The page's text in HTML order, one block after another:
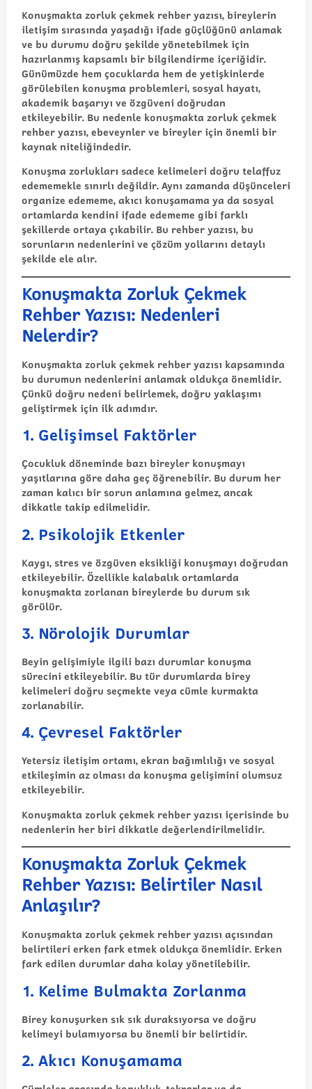
Konuşmakta zorluk çekmek rehber yazısı, bireylerin
iletişim sırasında yaşadığı ifade güçlüğünü anlamak
ve bu durumu doğru şekilde yönetebilmek için
hazırlanmış kapsamlı bir bilgilendirme içeriğidir.
Günümüzde hem çocuklarda hem de yetişkinlerde
görülebilen konuşma problemleri, sosyal hayatı,
akademik başarıyı ve özgüveni doğrudan
etkileyebilir. Bu nedenle konuşmakta zorluk çekmek
rehber yazısı, ebeveynler ve bireyler için önemli bir
kaynak niteliğindedir.
Konuşma zorlukları sadece kelimeleri doğru telaffuz
edememekle sınırlı değildir. Aynı zamanda düşünceleri
organize edememe, akıcı konuşamama ya da sosyal
ortamlarda kendini ifade edememe gibi farklı
şekillerde ortaya çıkabilir. Bu rehber yazısı, bu
sorunların nedenlerini ve çözüm yollarını detaylı
şekilde ele alır.
Konuşmakta Zorluk Çekmek
Rehber Yazısı: Nedenleri
Nelerdir?
Konuşmakta zorluk çekmek rehber yazısı kapsamında
bu durumun nedenlerini anlamak oldukça önemlidir.
Çünkü doğru nedeni belirlemek, doğru yaklaşımı
geliştirmek için ilk adımdır.
1. Gelişimsel Faktörler
Çocukluk döneminde bazı bireyler konuşmayı
yaşıtlarına göre daha geç öğrenebilir. Bu durum her
zaman kalıcı bir sorun anlamına gelmez, ancak
dikkatle takip edilmelidir.
2. Psikolojik Etkenler
Kaygı, stres ve özgüven eksikliği konuşmayı doğrudan
etkileyebilir. Özellikle kalabalık ortamlarda
konuşmakta zorlanan bireylerde bu durum sık
görülür.
3. Nörolojik Durumlar
Beyin gelişimiyle ilgili bazı durumlar konuşma
sürecini etkileyebilir. Bu tür durumlarda birey
kelimeleri doğru seçmekte veya cümle kurmakta
zorlanabilir.
4. Çevresel Faktörler
Yetersiz iletişim ortamı, ekran bağımlılığı ve sosyal
etkileşimin az olması da konuşma gelişimini olumsuz
etkileyebilir.
Konuşmakta zorluk çekmek rehber yazısı içerisinde bu
nedenlerin her biri dikkatle değerlendirilmelidir.
Konuşmakta Zorluk Çekmek
Rehber Yazısı: Belirtiler Nasıl
Anlaşılır?
Konuşmakta zorluk çekmek rehber yazısı açısından
belirtileri erken fark etmek oldukça önemlidir. Erken
fark edilen durumlar daha kolay yönetilebilir.
1. Kelime Bulmakta Zorlanma
Birey konuşurken sık sık duraksıyorsa ve doğru
kelimeyi bulamıyorsa bu önemli bir belirtidir.
2. Akıcı Konuşamama